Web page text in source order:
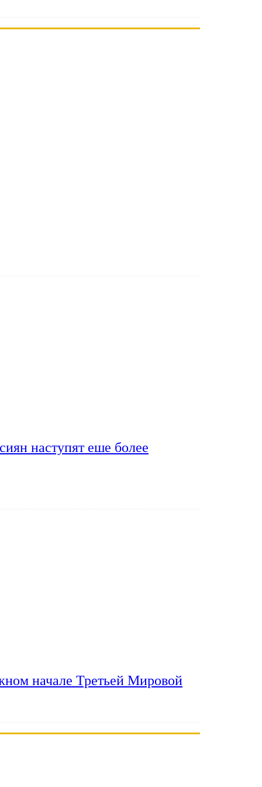
наступят еше более
начале Третьей Мировой